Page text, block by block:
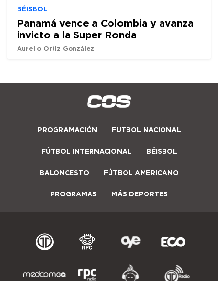
BÉISBOL
Panamá vence a Colombia y avanza
invicto a la Super Ronda
Aurelio Ortiz González
PROGRAMACIÓN FUTBOL NACIONAL
FÚTBOL INTERNACIONAL BÉISBOL
BALONCESTO FÚTBOL AMERICANO
PROGRAMAS MÁS DEPORTES